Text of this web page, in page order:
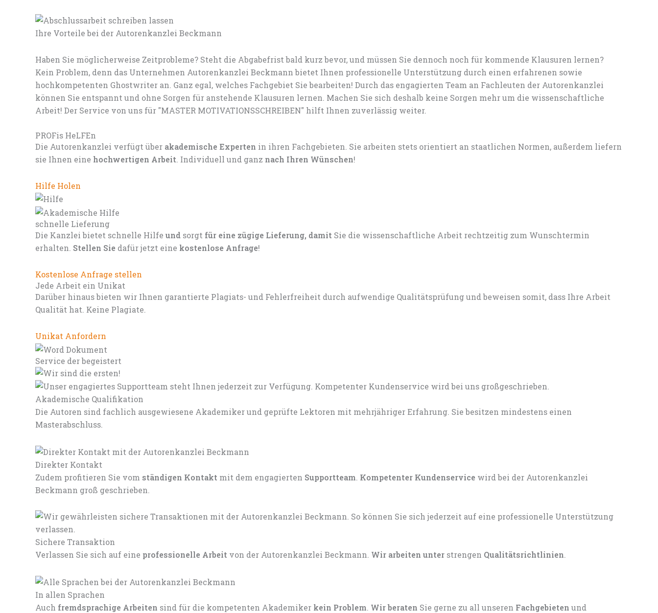
Ihre Vorteile bei der Autorenkanzlei Beckmann
Haben Sie möglicherweise Zeitprobleme? Steht die Abgabefrist bald kurz bevor, und müssen Sie dennoch noch für kommende Klausuren lernen?
Kein Problem, denn das Unternehmen Autorenkanzlei Beckmann bietet Ihnen professionelle Unterstützung durch einen erfahrenen sowie
hochkompetenten Ghostwriter an. Ganz egal, welches Fachgebiet Sie bearbeiten! Durch das engagierten Team an Fachleuten der Autorenkanzlei
können Sie entspannt und ohne Sorgen für anstehende Klausuren lernen. Machen Sie sich deshalb keine Sorgen mehr um die wissenschaftliche
Arbeit! Der Service von uns für "MASTER MOTIVATIONSSCHREIBEN" hilft Ihnen zuverlässig weiter.
PROFis HeLFEn
Die Autorenkanzlei verfügt über akademische Experten in ihren Fachgebieten. Sie arbeiten stets orientiert an staatlichen Normen, außerdem liefern
sie Ihnen eine hochwertigen Arbeit. Individuell und ganz nach Ihren Wünschen!
Hilfe Holen
schnelle Lieferung
Die Kanzlei bietet schnelle Hilfe und sorgt für eine zügige Lieferung, damit Sie die wissenschaftliche Arbeit rechtzeitig zum Wunschtermin
erhalten. Stellen Sie dafür jetzt eine kostenlose Anfrage!
Kostenlose Anfrage stellen
Jede Arbeit ein Unikat
Darüber hinaus bieten wir Ihnen garantierte Plagiats- und Fehlerfreiheit durch aufwendige Qualitätsprüfung und beweisen somit, dass Ihre Arbeit
Qualität hat. Keine Plagiate.
Unikat Anfordern
Service der begeistert
Akademische Qualifikation
Die Autoren sind fachlich ausgewiesene Akademiker und geprüfte Lektoren mit mehrjähriger Erfahrung. Sie besitzen mindestens einen
Masterabschluss.
Direkter Kontakt
Zudem profitieren Sie vom ständigen Kontakt mit dem engagierten Supportteam. Kompetenter Kundenservice wird bei der Autorenkanzlei
Beckmann groß geschrieben.
Sichere Transaktion
Verlassen Sie sich auf eine professionelle Arbeit von der Autorenkanzlei Beckmann. Wir arbeiten unter strengen Qualitätsrichtlinien.
In allen Sprachen
Auch fremdsprachige Arbeiten sind für die kompetenten Akademiker kein Problem. Wir beraten Sie gerne zu all unseren Fachgebieten und